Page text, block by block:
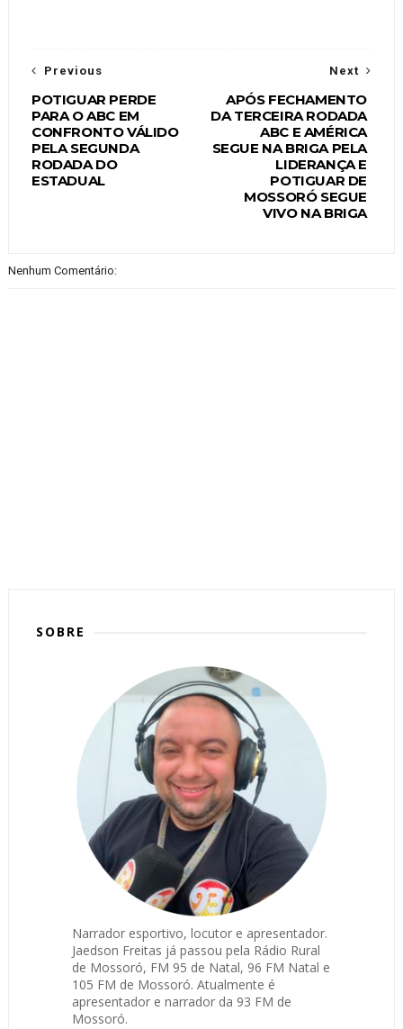
Next
APÓS FECHAMENTO
DA TERCEIRA RODADA
ABC E AMÉRICA
SEGUE NA BRIGA PELA
LIDERANÇA E
POTIGUAR DE
MOSSORÓ SEGUE
VIVO NA BRIGA
Previous
POTIGUAR PERDE
PARA O ABC EM
CONFRONTO VÁLIDO
PELA SEGUNDA
RODADA DO
ESTADUAL
Nenhum Comentário:
SOBRE
Narrador esportivo, locutor e apresentador.
Jaedson Freitas já passou pela Rádio Rural
de Mossoró, FM 95 de Natal, 96 FM Natal e
105 FM de Mossoró. Atualmente é
apresentador e narrador da 93 FM de
Mossoró.